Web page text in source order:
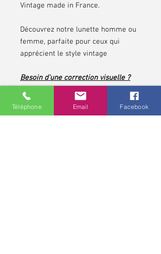
Vintage made in France.
Découvrez notre lunette homme ou
femme, parfaite pour ceux qui
apprécient le style vintage
Besoin d'une correction visuelle ?
Cette monture peut être adaptée à
votre vue pour allier confort et
esthétisme.
Téléphone Email Facebook